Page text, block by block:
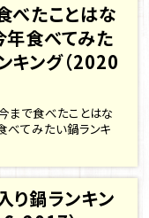
べたことはな
年食べてみた
キング（2020
まで食べたことはな
べてみたい鍋ランキ
り鍋ランキン